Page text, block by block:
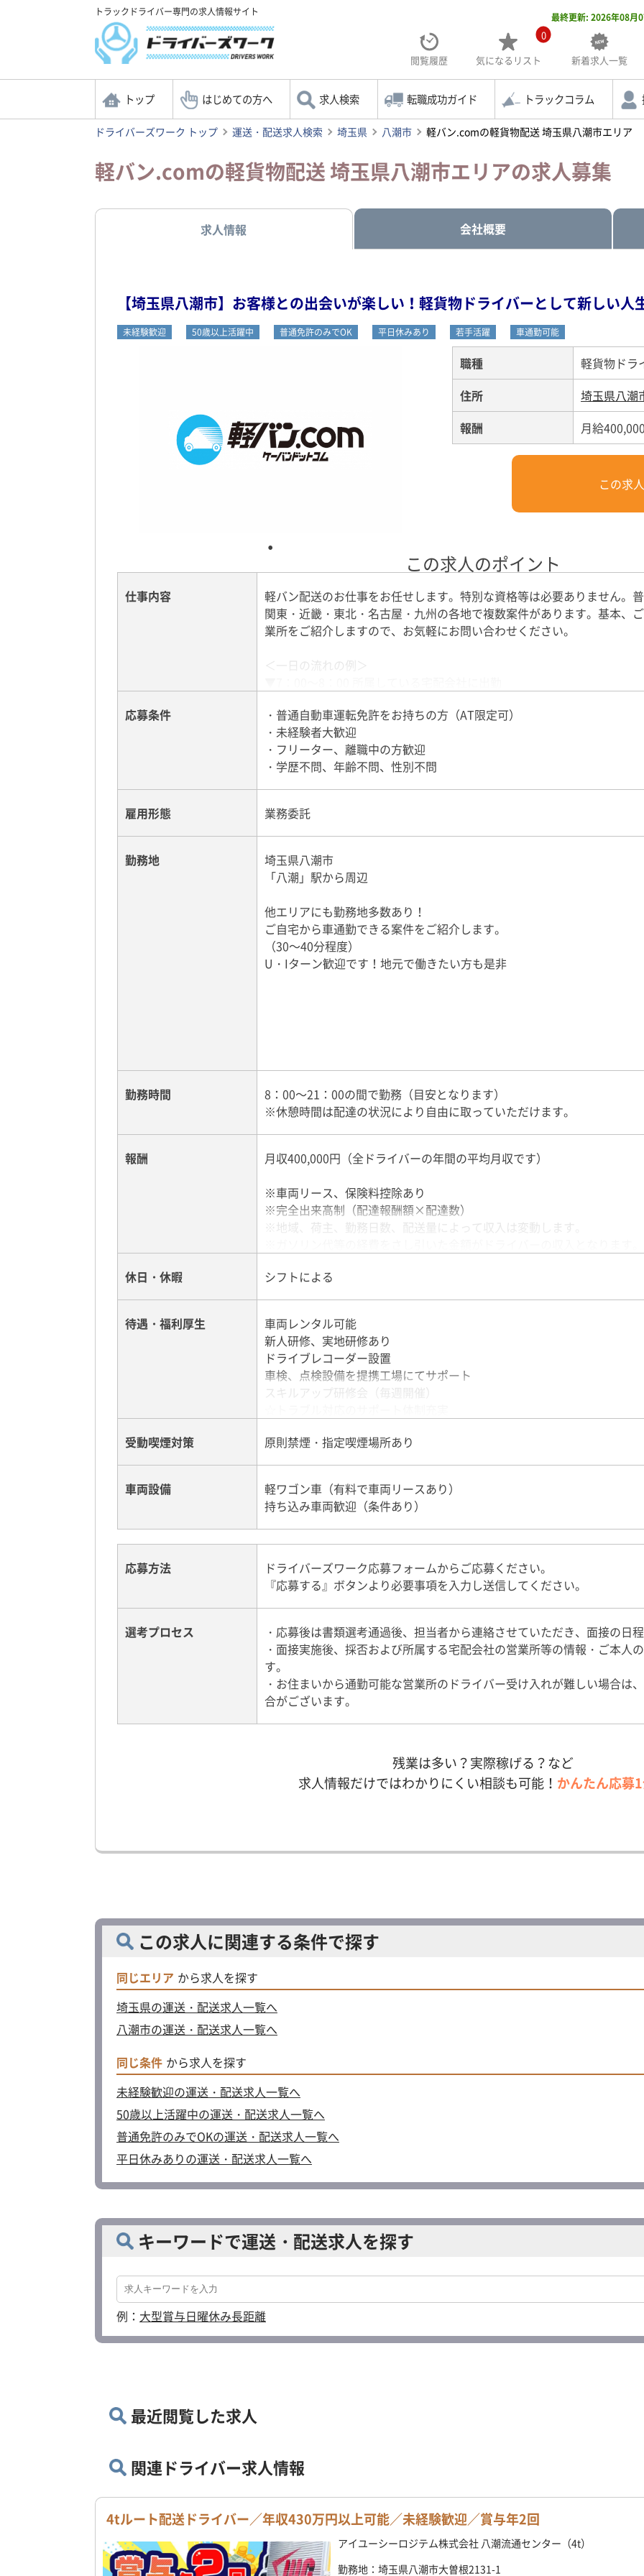
トラックドライバー専門の求人情報サイト 最終更新: 2026年08月
新着求人一覧
閲覧履歴
0
気になる リスト
トップ はじめての方へ 求人検索 転職成功ガイド トラックコラム
ドライバーズワーク トップ 運送・配送求人検索 埼玉県 八潮市 軽バン.comの軽貨物配送 埼玉県八潮市エリア
軽バン.comの軽貨物配送 埼玉県八潮市エリアの求人募集
求人情報 会社概要
【埼玉県八潮市】お客様との出会いが楽しい！軽貨物ドライバーとして新しい人
未経験歓迎 50歳以上活躍中 普通免許のみでOK 平日休みあり 若手活躍 車通勤可能
職種
軽貨物ドラ
住所
埼玉県八潮
報酬
月給
この求
この求人のポイント
仕事内容
軽バン配送のお仕事をお任せします。特別な資格等は必要ありません。
関東・近畿・東北・名古屋・九州の各地で複数案件があります。基本、
業所をご紹介しますので、お気軽にお問い合わせください。
＜一日の流れの例＞
▼担当コースの配達
▼休憩（時間自由）後、追加の荷物を積込み
▼20：00～21：00 宅配会社に帰庫
＜車両の持ち込み歓迎＞
その他、年式・装備・車両の状態・メンテナンス・保険について条件があ
持ち込みを希望される方はご応募の際に担当者までお問合せください。
応募条件
・普通自動車運転免許をお持ちの方（AT限定可）
・未経験者大歓迎
・フリーター、離職中の方歓迎
・学歴不問、年齢不問、性別不問
雇用形態 業務委託
勤務地
埼玉県八潮市
「八潮」駅から周辺
他エリアにも勤務地多数あり！
ご自宅から車通勤できる案件をご紹介します。
（30～40分程度）
U・Iターン歓迎です！地元で働きたい方も是非
勤務時間
8：00～21：00の間で勤務（目安となります）
※休憩時間は配達の状況により自由に取っていただけます。
報酬
月収400,000円（全ドライバーの年間の平均月収です）
※車両リース、保険料控除あり
※完全出来高制（配達報酬額×配達数）
※地域、荷主、勤務日数、配送量によって収入は変動します。
※ガソリン代等の経費をさし引いた金額がドライバーの収入となります
＜ドライバー収入例＞
手取り月収286,000円（1日100個配達／月間2,500個配達）
手取り月収356,000円（1日120個配達／月間3,000個配達）
手取り月収497,000円（1日150個配達／月間4,000個配達）
☆月収900,000円の個人事業主も在籍中！（2021年12月実績）
休日・休暇 シフトによる
待遇・福利厚生
車両レンタル可能
新人研修、実地研修あり
ドライブレコーダー設置
車検、点検設備を提携工場にてサポート
スキルアップ研修会（毎週開催）
軽バン.comではクレーム対応、荷物事故対応、代引き対応などのサポー
さい。
受動喫煙対策 原則禁煙・指定喫煙場所あり
車両設備
軽ワゴン車（有料で車両リースあり）
持ち込み車両歓迎（条件あり）
応募方法
ドライバーズワーク応募フォームからご応募ください。
『応募する』ボタンより必要事項を入力し送信してください。
選考プロセス
・応募後は書類選考通過後、担当者から連絡させていただき、面接の日
・面接実施後、採否および所属する宅配会社の営業所等の情報・ご本人
す。
・お住まいから通勤可能な営業所のドライバー受け入れが難しい場合は
合がございます。
残業は多い？実際稼げる？など
求人情報だけではわかりにくい相談も可能！ かんたん応募1
この求人に関連する条件で探す
同じエリア から求人を探す
埼玉県の運送・配送求人一覧へ
八潮市の運送・配送求人一覧へ
同じ条件 から求人を探す
未経験歓迎の運送・配送求人一覧へ
50歳以上活躍中の運送・配送求人一覧へ
普通免許のみでOKの運送・配送求人一覧へ
平日休みありの運送・配送求人一覧へ
キーワードで運送・配送求人を探す
例： 大型賞与日曜休み長距離
最近閲覧した求人
関連ドライバー求人情報
4tルート配送ドライバー／年収430万円以上可能／未経験歓迎／賞与年2回
アイユーシーロジテム株式会社 八潮流通センター（4t）
勤務地：埼玉県八潮市大曽根2131-1